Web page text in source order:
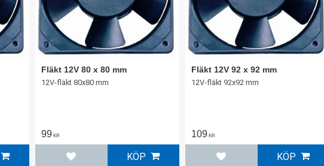
Fläkt 12V 80 x 80 mm
12V-fläkt 80x80 mm
99 KR
Lägg till i favoriter
KÖP
Fläkt 12V 92 x 92 mm
12V-fläkt 92x92 mm
109 KR
Lägg till i favoriter
KÖP